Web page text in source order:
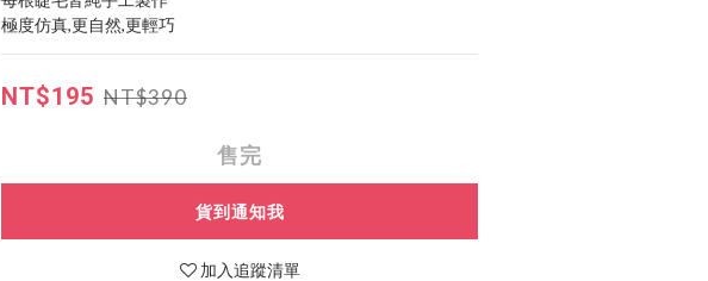
極度仿真,更自然,更輕巧
NT$195 NT$390
售完
貨到通知我
加入追蹤清單